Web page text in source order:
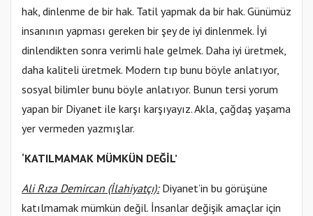
hak, dinlenme de bir hak. Tatil yapmak da bir hak. Günümüz
insanının yapması gereken bir şey de iyi dinlenmek. İyi
dinlendikten sonra verimli hale gelmek. Daha iyi üretmek,
daha kaliteli üretmek. Modern tıp bunu böyle anlatıyor,
sosyal bilimler bunu böyle anlatıyor. Bunun tersi yorum
yapan bir Diyanet ile karşı karşıyayız. Akla, çağdaş yaşama
yer vermeden yazmışlar.
‘KATILMAMAK MÜMKÜN DEĞİL’
Ali Rıza Demircan (İlahiyatçı):Diyanet’in bu görüşüne
katılmamak mümkün değil. İnsanlar değişik amaçlar için